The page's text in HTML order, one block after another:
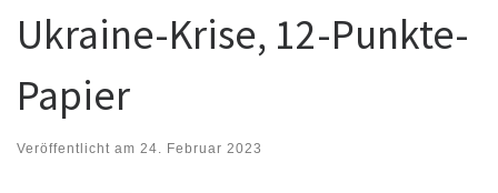
Ukraine-Krise, 12-Punkte-
Papier
Veröffentlicht am 24. Februar 2023